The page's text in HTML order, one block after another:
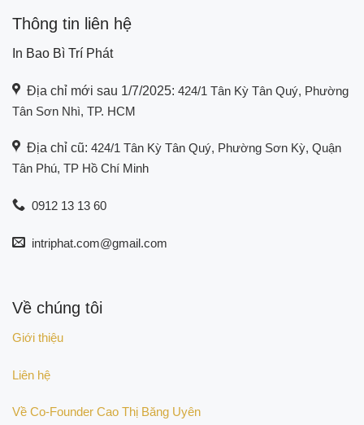
Thông tin liên hệ
In Bao Bì Trí Phát
Địa chỉ mới sau 1/7/2025: 424/1 Tân Kỳ Tân Quý, Phường
Tân Sơn Nhì, TP. HCM
Địa chỉ cũ: 424/1 Tân Kỳ Tân Quý, Phường Sơn Kỳ, Quận
Tân Phú, TP Hồ Chí Minh
0912 13 13 60
intriphat.com@gmail.com
Về chúng tôi
Giới thiệu
Liên hệ
Về Co-Founder Cao Thị Băng Uyên